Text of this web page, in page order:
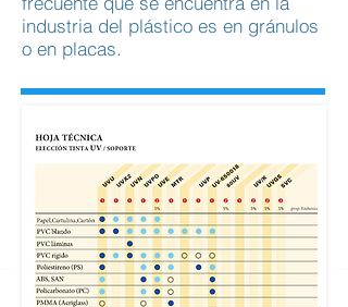
industria del plástico es en gránulos
o en placas.